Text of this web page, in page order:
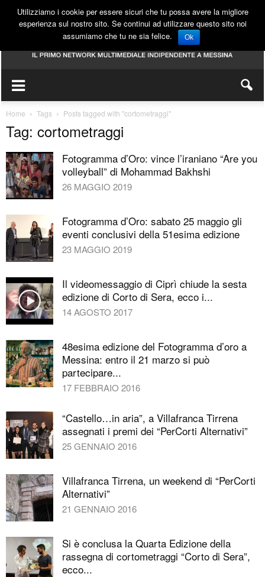
Home Tags Posts tagged with "cortometraggi"
Tag: cortometraggi
Fotogramma d’Oro: vince l’iraniano “Are you
volleyball” di Mohammad Bakhshi
26 MAGGIO 2019
Fotogramma d’Oro: sabato 25 maggio gli
eventi conclusivi della 51esima edizione
23 MAGGIO 2019
Il videomessaggio di Ciprì chiude la sesta
edizione di Corto di Sera, ecco i...
14 AGOSTO 2017
48esima edizione del Fotogramma d’oro a
Messina: entro il 21 marzo si può
partecipare...
17 FEBBRAIO 2016
“Castello…in aria”, a Villafranca Tirrena
assegnati i premi dei “PerCorti Alternativi”
25 GENNAIO 2016
Villafranca Tirrena, un weekend di “PerCorti
Alternativi”
21 GENNAIO 2016
Si è conclusa la Quarta Edizione della
rassegna di cortometraggi “Corto di Sera”,
ecco...
Utilizziamo i cookie per essere sicuri che tu possa avere la migliore
esperienza sul nostro sito. Se continui ad utilizzare questo sito noi
assumiamo che tu ne sia felice.
Ok